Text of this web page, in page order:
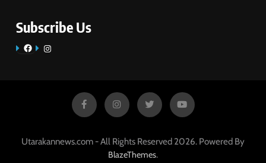
Subscribe Us
FacebookInstagram
Utarakannews.com - All Rights Reserved 2026. Powered By
BlazeThemes.